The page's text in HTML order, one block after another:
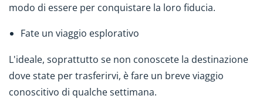
modo di essere per conquistare la loro fiducia.
Fate un viaggio esplorativo
L'ideale, soprattutto se non conoscete la destinazione
dove state per trasferirvi, è fare un breve viaggio
conoscitivo di qualche settimana.